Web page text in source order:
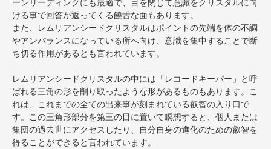
ーンリーディングにも最適で、目を閉じて意識をクリスタルに向
ける事で回答が返ってくる饒舌な面もあります。
また、レムリアンシードクリスタルはポイントの先端を体の不調
やアンバランスになっている所へ向け、意識を集中することで断
ち切る作用があるとも言われています。
レムリアンシードクリスタルの中には「レコードキーパー」と呼
ばれる三角の形を削り取ったような形があるものもあります。こ
れは、これまでの全ての出来事が刻まれている叡智の入り口で
す。この三角形部分を第三の目に置いて瞑想すると、個人または
集団の過去世にアクセスしたり、自分自身の進化のための叡智を
得ることができると言われています。